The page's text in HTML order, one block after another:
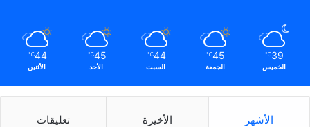
39
℃
الخميس
45
℃
الجمعة
44
℃
السبت
45
℃
الأحد
44
℃
الأثنين
الأشهر الأخيرة تعليقات